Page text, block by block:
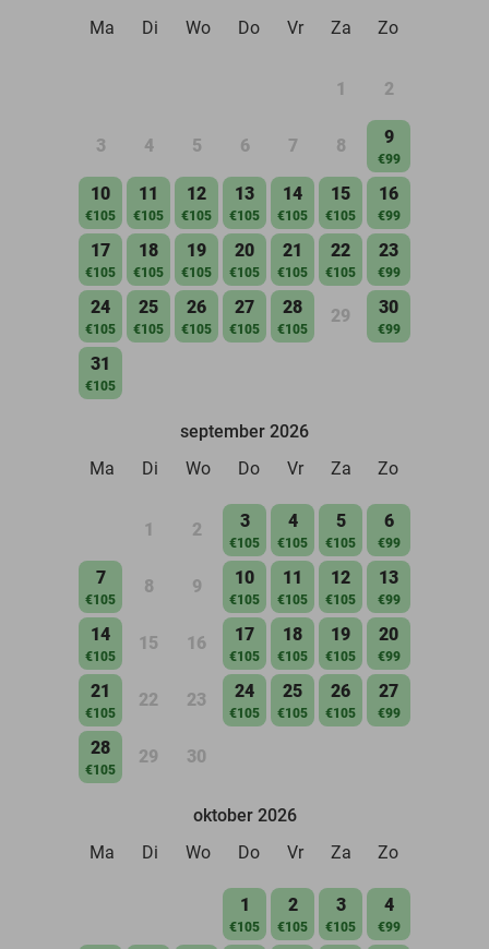
Ma
Di Wo Do Vr Za Zo
1 2
3 4 5 6 7 8 9
€99
10
€105
11
€105
12
€105
13
€105
14
€105
15
€105
16
€99
17
€105
18
€105
19
€105
20
€105
21
€105
22
€105
23
€99
24
€105
25
€105
26
€105
27
€105
28
€105
29 30
€99
31
€105
september 2026
Ma
Di Wo Do Vr Za Zo
1 2 3
€105
4
€105
5
€105
6
€99
7
€105
8 9 10
€105
11
€105
12
€105
13
€99
14
€105
15 16 17
€105
18
€105
19
€105
20
€99
21
€105
22 23 24
€105
25
€105
26
€105
27
€99
28
€105
29 30
oktober 2026
Ma
Di Wo Do Vr Za Zo
1
€105
2
€105
3
€105
4
€99